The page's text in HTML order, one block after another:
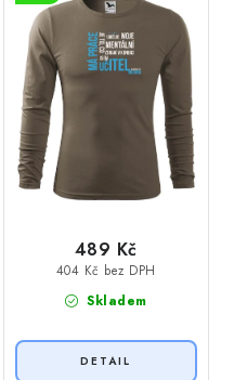
Skladem
404 Kč bez DPH
489 Kč